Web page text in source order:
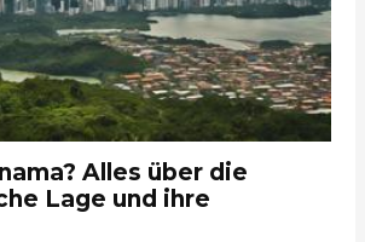
Alles über die
Lage und ihre